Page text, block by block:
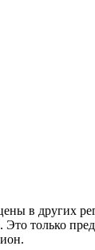
в других
только